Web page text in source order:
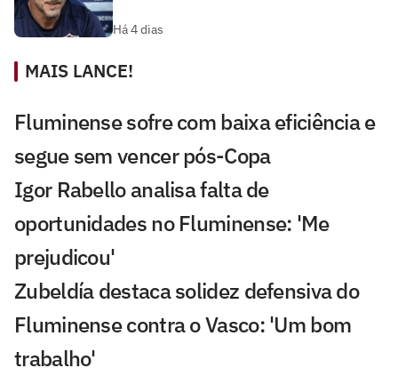
Há 4 dias
MAIS LANCE!
Fluminense sofre com baixa eficiência e
segue sem vencer pós-Copa
Igor Rabello analisa falta de
oportunidades no Fluminense: 'Me
prejudicou'
Zubeldía destaca solidez defensiva do
Fluminense contra o Vasco: 'Um bom
trabalho'